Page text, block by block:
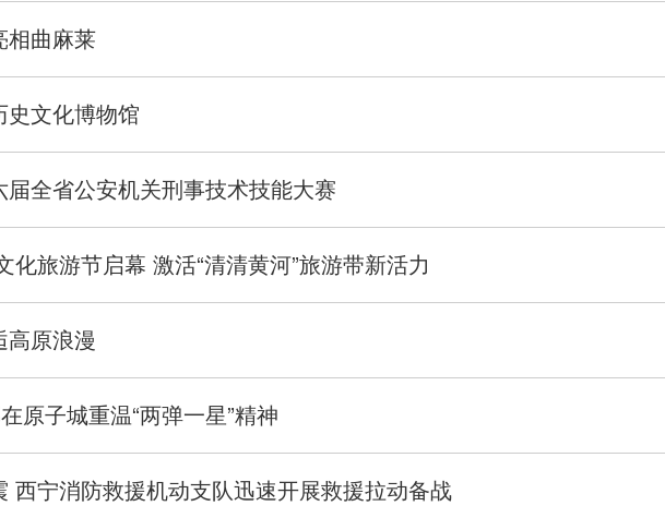
相曲麻莱
史文化博物馆
全省公安机关刑事技术技能大赛
化旅游节启幕 激活“清清黄河”旅游带新活力
原浪漫
原子城重温“两弹一星”精神
西宁消防救援机动支队迅速开展救援拉动备战